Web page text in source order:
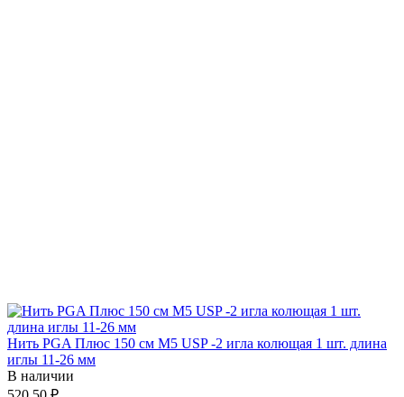
Нить PGA Плюс 150 см М5 USP -2 игла колющая 1 шт. длина
иглы 11-26 мм
В наличии